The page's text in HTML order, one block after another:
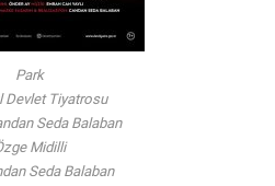
Park
Devlet Tiyatrosu
Seda Balaban
Midilli
Seda Balaban